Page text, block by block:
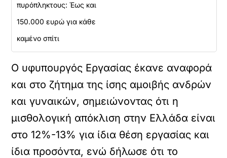
πυρόπληκτους: Έως και
150.000 ευρώ για κάθε
καμένο σπίτι
Ο υφυπουργός Εργασίας έκανε αναφορά
και στο ζήτημα της ίσης αμοιβής ανδρών
και γυναικών, σημειώνοντας ότι η
μισθολογική απόκλιση στην Ελλάδα είναι
στο 12%-13% για ίδια θέση εργασίας και
ίδια προσόντα, ενώ δήλωσε ότι το